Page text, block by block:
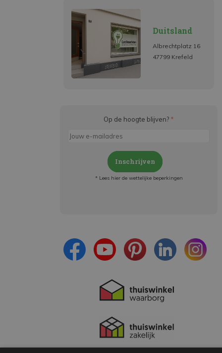
Duitsland
Albrechtplatz 16
47799 Krefeld
Op de hoogte blijven? *
Inschrijven
* Lees hier de wettelijke beperkingen